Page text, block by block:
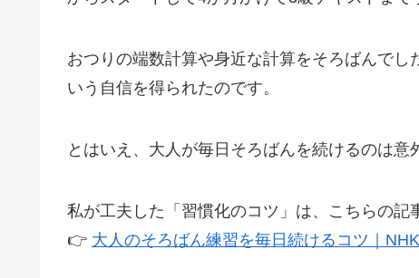
おつりの端数計算や身近な計算をそろばんで
いう自信を得られたのです。
とはいえ、大人が毎日そろばんを続けるのは意
私が工夫した「習慣化のコツ」は、こちらの記
👉 大人のそろばん練習を毎日続けるコツ｜